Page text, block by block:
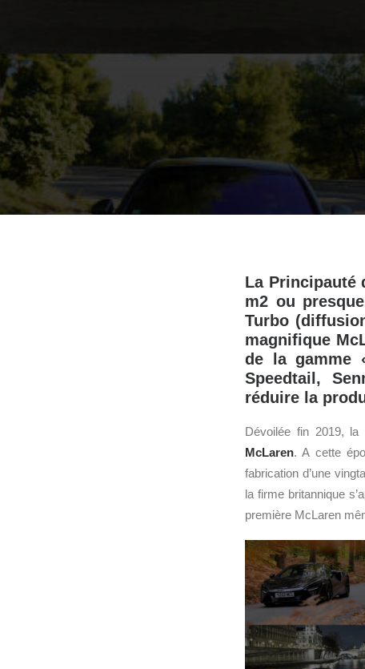
La Principauté
m2 ou
Turbo
magnifique
de la gamme
Speedtail,
réduire la
Dévoilée fin 2019, la
McLaren. A cette
fabrication d’une
la firme britannique
première McLaren